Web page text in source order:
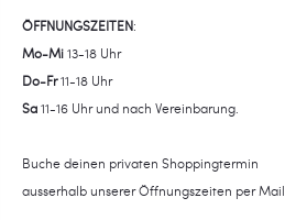
ÖFFNUNGSZEITEN:
Mo-Mi13-18 Uhr
Do-Fr11-18 Uhr
Sa11-16 Uhr und nach Vereinbarung.
Buche deinen privaten Shoppingtermin
ausserhalb unserer Öffnungszeiten per Mail.